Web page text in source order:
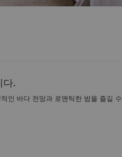
다.
인 바다 전망과 로맨틱한 밤을 즐길 수